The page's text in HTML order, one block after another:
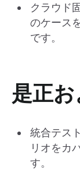
クラウド
のケース
です。
是正
統合テス
リオをカ
す。